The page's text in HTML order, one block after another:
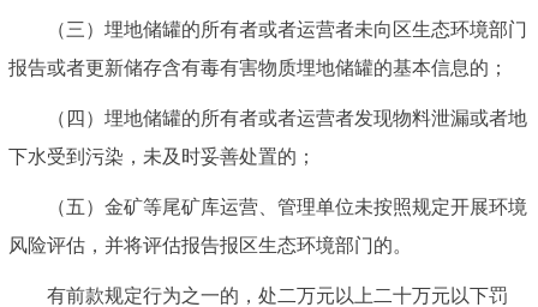
（三）埋地储罐的所有者或者运营者未向区生态环境部门
报告或者更新储存含有毒有害物质埋地储罐的基本信息的；
（四）埋地储罐的所有者或者运营者发现物料泄漏或者地
下水受到污染，未及时妥善处置的；
（五）金矿等尾矿库运营、管理单位未按照规定开展环境
风险评估，并将评估报告报区生态环境部门的。
有前款规定行为之一的，处二万元以上二十万元以下罚